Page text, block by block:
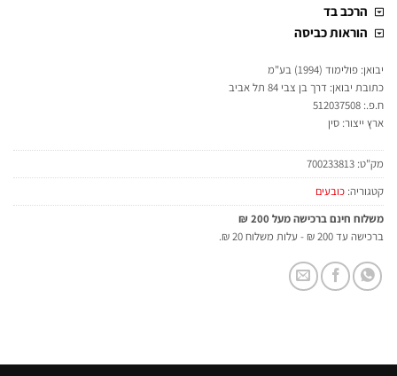
הרכב בד
הוראות כביסה
יבואן: פולימוד (1994) בע"מ
כתובת יבואן: דרך בן צבי 84 תל אביב
ח.פ.: 512037508
ארץ ייצור: סין
מק"ט: 700233813
קטגוריה: כובעים
משלוח חינם ברכישה מעל 200 ₪
ברכישה עד 200 ₪ - עלות משלוח 20 ₪.